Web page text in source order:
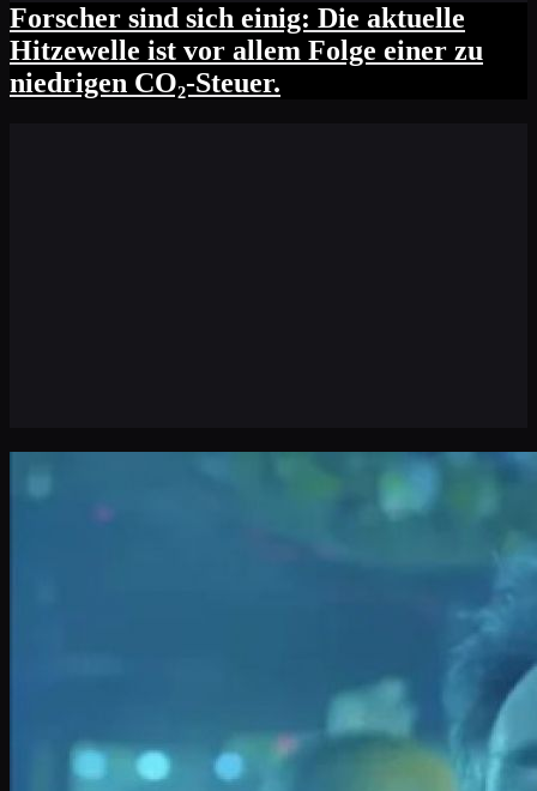
Forscher sind sich einig: Die aktuelle
Hitzewelle ist vor allem Folge einer zu
niedrigen CO₂-Steuer.